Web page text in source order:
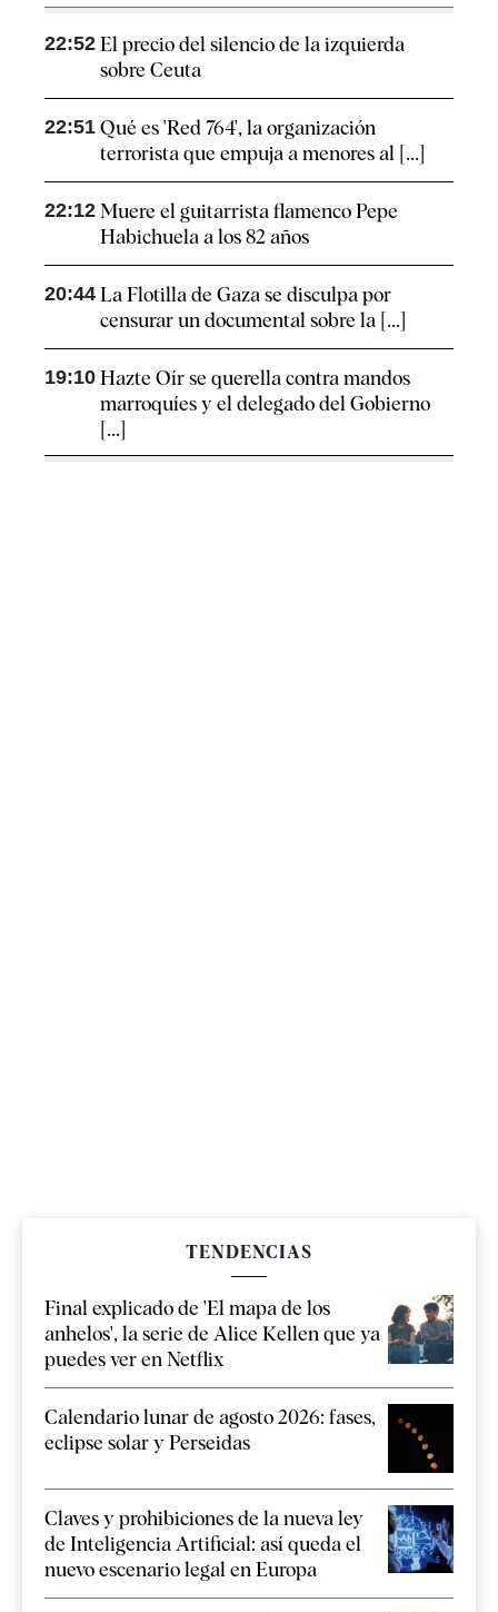
22:52 El precio del silencio de la izquierda
sobre Ceuta
22:51 Qué es 'Red 764', la organización
terrorista que empuja a menores al [...]
22:12 Muere el guitarrista flamenco Pepe
Habichuela a los 82 años
20:44 La Flotilla de Gaza se disculpa por
censurar un documental sobre la [...]
19:10 Hazte Oír se querella contra mandos
marroquíes y el delegado del Gobierno
[...]
TENDENCIAS
Final explicado de 'El mapa de los
anhelos', la serie de Alice Kellen que ya
puedes ver en Netflix
Calendario lunar de agosto 2026: fases,
eclipse solar y Perseidas
Claves y prohibiciones de la nueva ley
de Inteligencia Artificial: así queda el
nuevo escenario legal en Europa